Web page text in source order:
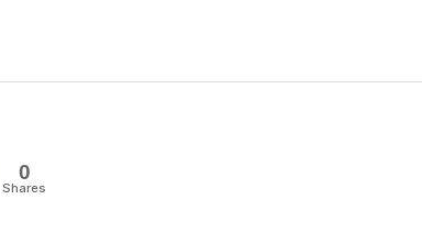
0
Shares